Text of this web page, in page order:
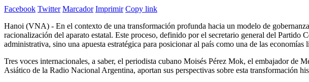
Facebook Twitter Marcador Imprimir Copy link
Hanoi (VNA) - En el contexto de una transformación profunda hacia un modelo de
racionalización del aparato estatal. Este proceso, definido por el secretario general del
administrativa, sino una apuesta estratégica para posicionar al país como una de las
Tres voces internacionales, a saber, el periodista cubano Moisés Pérez Mok, el embajador
Asiático de la Radio Nacional Argentina, aportan sus perspectivas sobre esta transformación